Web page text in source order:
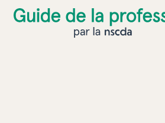
Guide de la profession par la